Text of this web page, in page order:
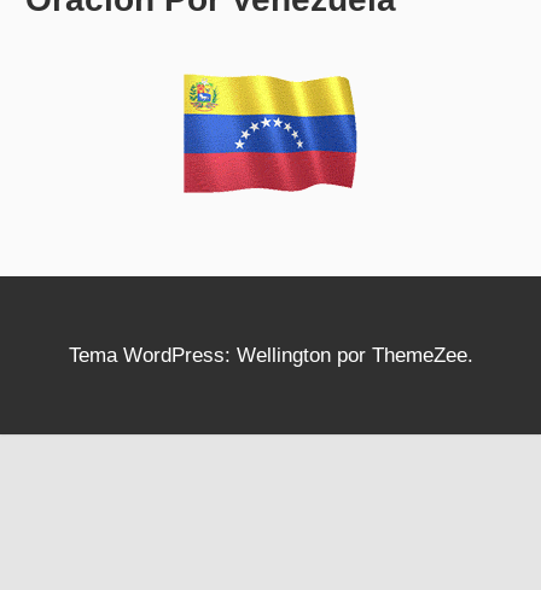
Tema WordPress: Wellington por ThemeZee.